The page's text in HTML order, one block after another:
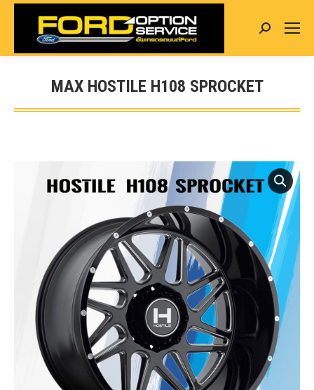
Search:
MAX HOSTILE H108 SPROCKET
You are here: